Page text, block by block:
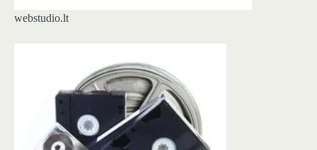
webstudio.lt